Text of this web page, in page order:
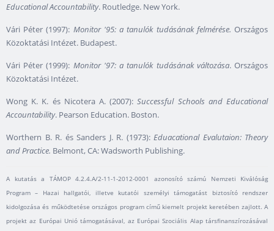
Educational Accountability. Routledge. New York.
Vári Péter (1997): Monitor '95: a tanulók tudásának felmérése. Országos
Közoktatási Intézet. Budapest.
Vári Péter (1999): Monitor '97: a tanulók tudásának változása. Országos
Közoktatási Intézet.
Wong K. K. és Nicotera A. (2007):Successful Schools and Educational
Accountability. Pearson Education. Boston.
Worthern B. R. és Sanders J. R. (1973): Eduacational Evalutaion: Theory
and Practice. Belmont, CA: Wadsworth Publishing.
A kutatás a TÁMOP 4.2.4.A/2-11-1-2012-0001 azonosító számú Nemzeti Kiválóság
Program – Hazai hallgatói, illetve kutatói személyi támogatást biztosító rendszer
kidolgozása és működtetése országos program című kiemelt projekt keretében zajlott. A
projekt az Európai Unió támogatásával, az Európai Szociális Alap társfinanszírozásával